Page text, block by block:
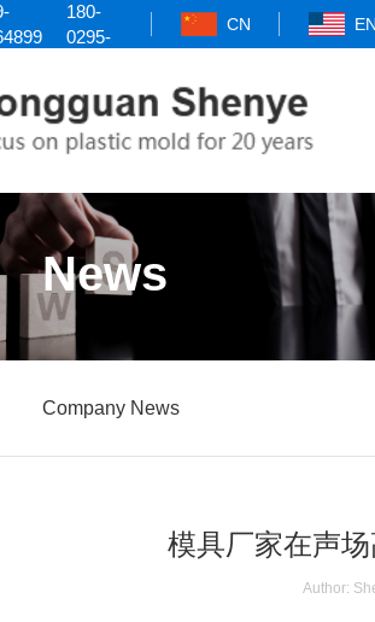
180-
0295-
CN
News
Company News
模具厂家在声
Author: